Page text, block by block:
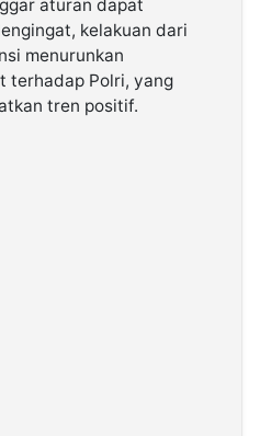
aturan dapat
kelakuan dari
menurunkan
terhadap Polri, yang
tren positif.